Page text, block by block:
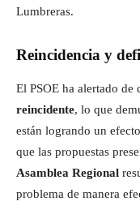
Lumbreras.
Reincidencia y
El PSOE ha alertado de
reincidente, lo que
están logrando un
que las propuestas
Asamblea Regional
problema de manera